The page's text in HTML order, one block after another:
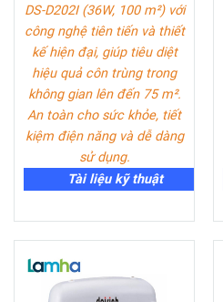
DS-D202I (36W, 100 m²) với
công nghệ tiên tiến và thiết
kế hiện đại, giúp tiêu diệt
hiệu quả côn trùng trong
không gian lên đến 75 m².
An toàn cho sức khỏe, tiết
kiệm điện năng và dễ dàng
sử dụng.
Tài liệu kỹ thuật